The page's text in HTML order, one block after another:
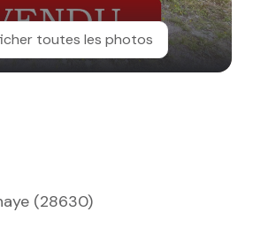
toutes les photos
(28630)